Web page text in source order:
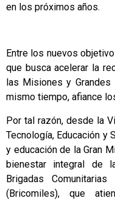
en los próximos años.
Entre los nuevos
que busca acelerar la
las Misiones y
mismo tiempo, afiance
Por tal razón, desde la
Tecnología, Educación y
y educación de la Gran
bienestar integral de
Brigadas
(Bricomiles), que